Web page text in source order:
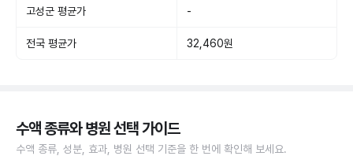
고성군 평균가 -
전국 평균가 32,460원
수액 종류와 병원 선택 가이드
수액 종류, 성분, 효과, 병원 선택 기준을 한 번에 확인해 보세요.